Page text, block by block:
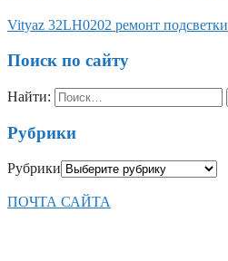
Vityaz 32LH0202 ремонт подсветки
Поиск по сайту
Найти:
Рубрики
Рубрики
ПОЧТА САЙТА